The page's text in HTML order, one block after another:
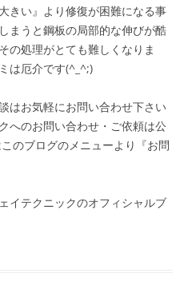
きい』より修復が困難になる事
まうと鋼板の局部的な伸びが酷
の処理がとても難しくなりま
は厄介です(^_^;)
はお気軽にお問い合わせ下さい
へのお問い合わせ・ご依頼は公
のブログのメニューより『お問
イテクニックのオフィシャルブ